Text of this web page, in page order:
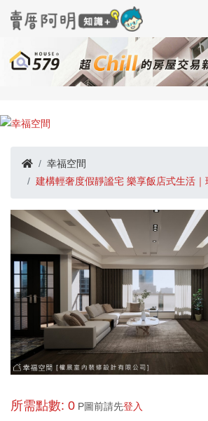
幸福空間
建構輕奢度假靜謐宅 樂享飯店式生活
所需點數: 0 P圖前請先登入